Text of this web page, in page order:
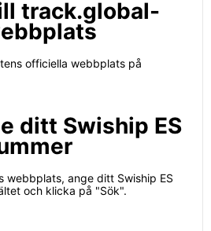
track.global-
officiella webbplats på
ditt Swiship ES
webbplats, ange ditt Swiship ES
och klicka på "Sök".